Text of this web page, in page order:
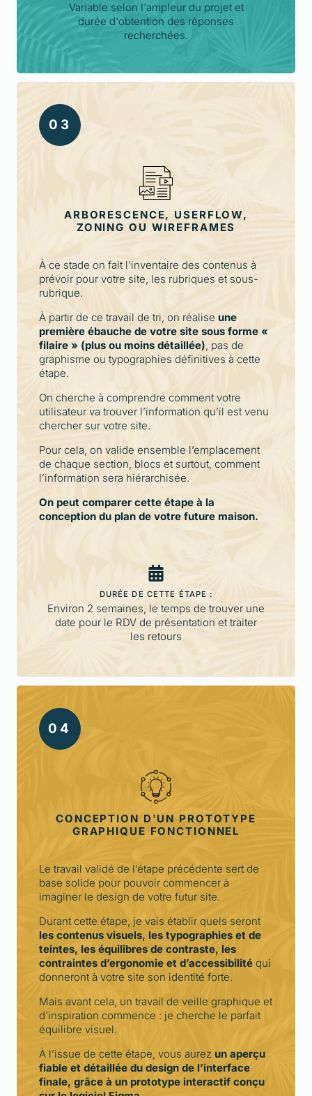
Variable selon l'ampleur du projet et
durée d'obtention des réponses
recherchées.
0 3
ARBORESCENCE, USERFLOW,
ZONING OU WIREFRAMES
À ce stade on fait l’inventaire des contenus à
prévoir pour votre site, les rubriques et sous-
rubrique.
À partir de ce travail de tri, on réalise une
première ébauche de votre site sous forme «
filaire » (plus ou moins détaillée), pas de
graphisme ou typographies définitives à cette
étape.
On cherche à comprendre comment votre
utilisateur va trouver l’information qu’il est venu
chercher sur votre site.
Pour cela, on valide ensemble l’emplacement
de chaque section, blocs et surtout, comment
l’information sera hiérarchisée.
On peut comparer cette étape à la
conception du plan de votre future maison.
DURÉE DE CETTE ÉTAPE :
Environ 2 semaines, le temps de trouver une
date pour le RDV de présentation et traiter
les retours
0 4
CONCEPTION D'UN PROTOTYPE
GRAPHIQUE FONCTIONNEL
Le travail validé de l’étape précédente sert de
base solide pour pouvoir commencer à
imaginer le design de votre futur site.
Durant cette étape, je vais établir quels seront
les contenus visuels, les typographies et de
teintes, les équilibres de contraste, les
contraintes d’ergonomie et d’accessibilité qui
donneront à votre site son identité forte.
Mais avant cela, un travail de veille graphique et
d’inspiration commence : je cherche le parfait
équilibre visuel.
À l’issue de cette étape, vous aurez un aperçu
fiable et détaillée du design de l’interface
finale, grâce à un prototype interactif conçu